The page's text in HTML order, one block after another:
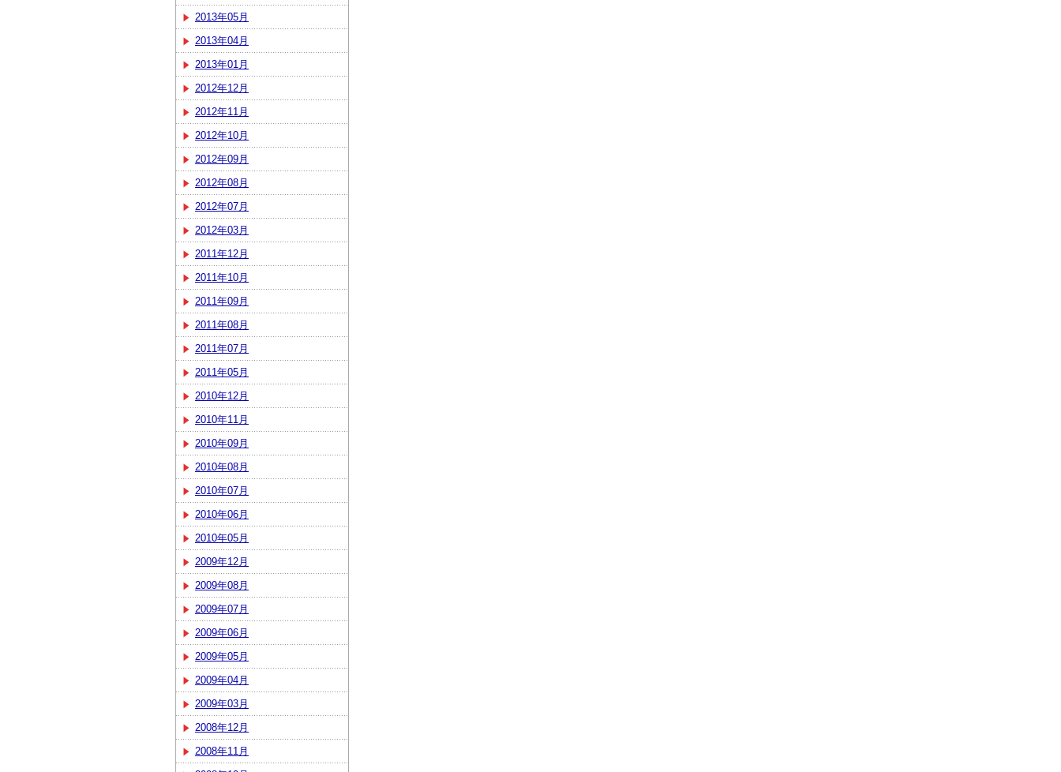
2013年05月
2013年04月
2013年01月
2012年12月
2012年11月
2012年10月
2012年09月
2012年08月
2012年07月
2012年03月
2011年12月
2011年10月
2011年09月
2011年08月
2011年07月
2011年05月
2010年12月
2010年11月
2010年09月
2010年08月
2010年07月
2010年06月
2010年05月
2009年12月
2009年08月
2009年07月
2009年06月
2009年05月
2009年04月
2009年03月
2008年12月
2008年11月